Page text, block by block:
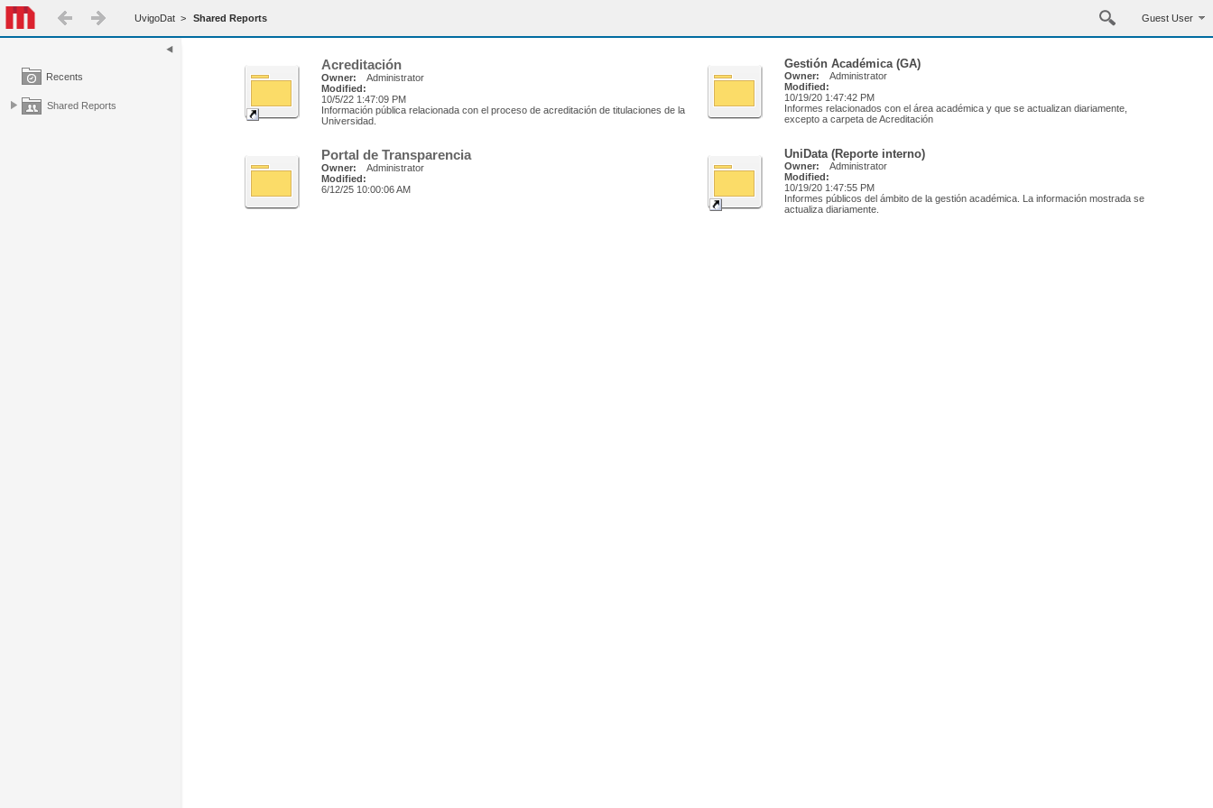
UvigoDat > Shared Reports Guest User
Recents
Shared Reports
Acreditación
Owner:
Administrator
Modified:
10/5/22 1:47:09 PM
Información pública relacionada con el proceso de acreditación de titulaciones de la
Universidad.
Gestión Académica (GA)
Owner:
Administrator
Modified:
10/19/20 1:47:42 PM
Informes relacionados con el área académica y que se actualizan diariamente,
excepto a carpeta de Acreditación
Portal de Transparencia
Owner:
Administrator
Modified:
6/12/25 10:00:06 AM
UniData (Reporte interno)
Owner:
Administrator
Modified:
10/19/20 1:47:55 PM
Informes públicos del ámbito de la gestión académica. La información mostrada se
actualiza diariamente.